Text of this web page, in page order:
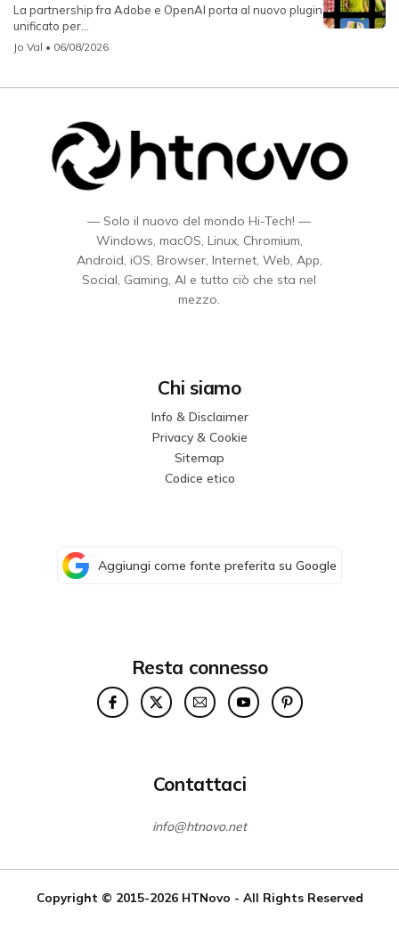
La partnership fra Adobe e OpenAI porta al nuovo plugin
unificato per...
Jo Val • 06/08/2026
— Solo il nuovo del mondo Hi-Tech! —
Windows, macOS, Linux, Chromium,
Android, iOS, Browser, Internet, Web, App,
Social, Gaming, AI e tutto ciò che sta nel
mezzo.
Chi siamo
Info & Disclaimer
Privacy & Cookie
Sitemap
Codice etico
Aggiungi come fonte preferita su Google
Resta connesso
Contattaci
info@htnovo.net
Copyright © 2015-2026 HTNovo - All Rights Reserved